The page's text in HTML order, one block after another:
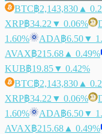
BTC฿2,143,830 ▲
XRP฿34.22 ▼ 0.06%
1.60%
ADA฿6.50▼
AVAX฿215.68 ▲ 0.49%
KUB฿19.85▼ 0.42%
BTC฿2,143,830 ▲
XRP฿34.22 ▼ 0.06%
1.60%
ADA฿6.50▼
AVAX฿215.68 ▲ 0.49%